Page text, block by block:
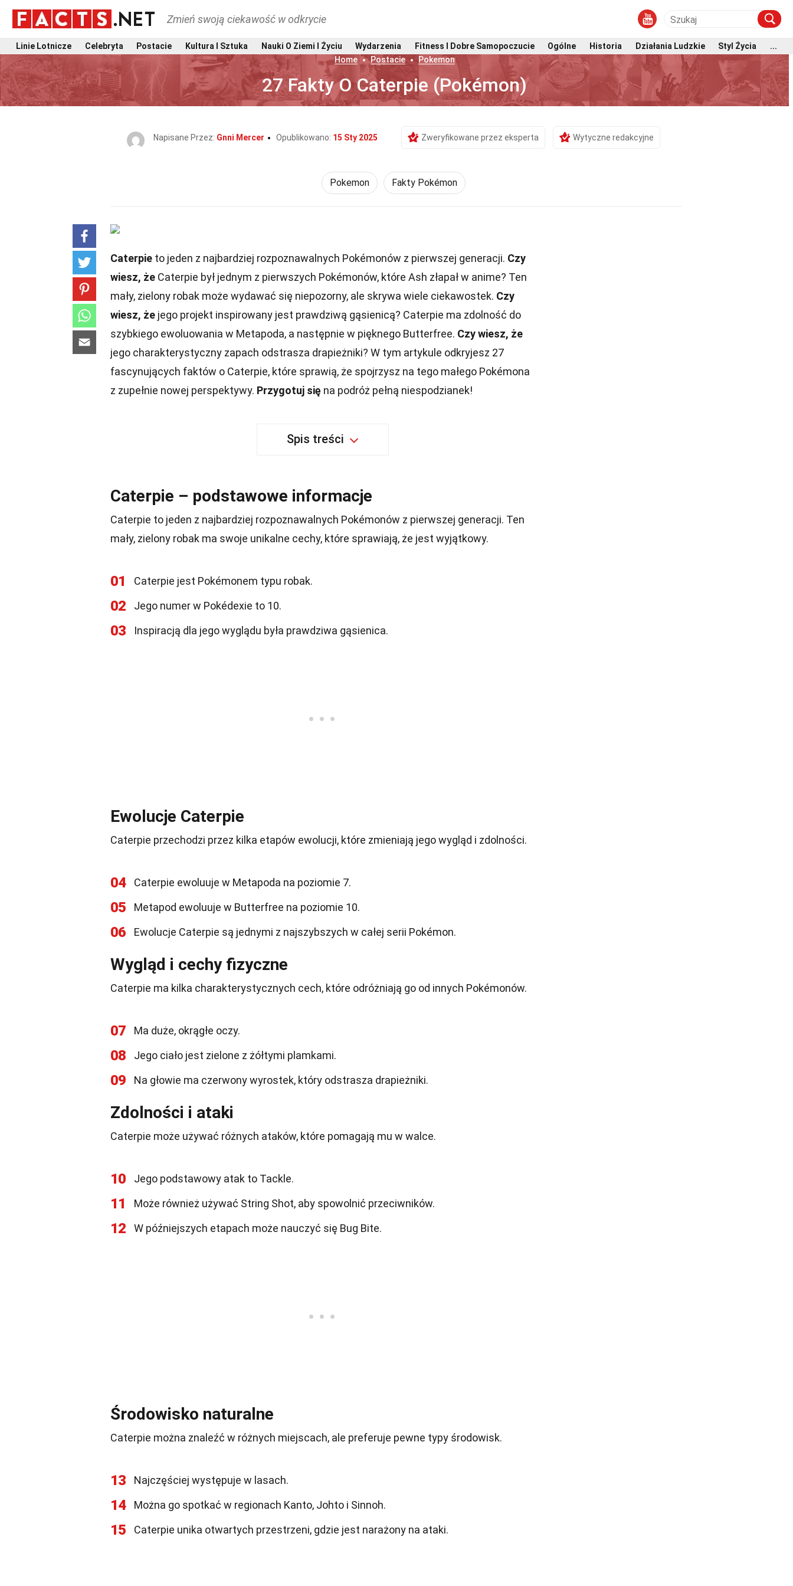
Zmień swoją ciekawość w odkrycie
Linie Lotnicze Celebryta Postacie Kultura I Sztuka Nauki O Ziemi I Życiu Wydarzenia Fitness I Dobre Samopoczucie Ogólne Historia Działania Ludzkie Styl Życia
...
Home
Postacie Pokemon
27 Fakty O Caterpie (Pokémon)
Napisane Przez: Gnni Mercer Opublikowano: 15 Sty 2025 Zweryfikowane przez eksperta Wytyczne redakcyjne
Pokemon Fakty Pokémon
Caterpie to jeden z najbardziej rozpoznawalnych Pokémonów z pierwszej generacji. Czy
wiesz, że Caterpie był jednym z pierwszych Pokémonów, które Ash złapał w anime? Ten
mały, zielony robak może wydawać się niepozorny, ale skrywa wiele ciekawostek. Czy
wiesz, że jego projekt inspirowany jest prawdziwą gąsienicą? Caterpie ma zdolność do
szybkiego ewoluowania w Metapoda, a następnie w pięknego Butterfree. Czy wiesz, że
jego charakterystyczny zapach odstrasza drapieżniki? W tym artykule odkryjesz 27
fascynujących faktów o Caterpie, które sprawią, że spojrzysz na tego małego Pokémona
z zupełnie nowej perspektywy. Przygotuj się na podróż pełną niespodzianek!
Spis treści
Caterpie – podstawowe informacje
Caterpie to jeden z najbardziej rozpoznawalnych Pokémonów z pierwszej generacji. Ten
mały, zielony robak ma swoje unikalne cechy, które sprawiają, że jest wyjątkowy.
01 Caterpie jest Pokémonem typu robak.
02 Jego numer w Pokédexie to 10.
03 Inspiracją dla jego wyglądu była prawdziwa gąsienica.
Ewolucje Caterpie
Caterpie przechodzi przez kilka etapów ewolucji, które zmieniają jego wygląd i zdolności.
04 Caterpie ewoluuje w Metapoda na poziomie 7.
05 Metapod ewoluuje w Butterfree na poziomie 10.
06 Ewolucje Caterpie są jednymi z najszybszych w całej serii Pokémon.
Wygląd i cechy fizyczne
Caterpie ma kilka charakterystycznych cech, które odróżniają go od innych Pokémonów.
07 Ma duże, okrągłe oczy.
08 Jego ciało jest zielone z żółtymi plamkami.
09 Na głowie ma czerwony wyrostek, który odstrasza drapieżniki.
Zdolności i ataki
Caterpie może używać różnych ataków, które pomagają mu w walce.
10 Jego podstawowy atak to Tackle.
11 Może również używać String Shot, aby spowolnić przeciwników.
12 W późniejszych etapach może nauczyć się Bug Bite.
Środowisko naturalne
Caterpie można znaleźć w różnych miejscach, ale preferuje pewne typy środowisk.
13 Najczęściej występuje w lasach.
14 Można go spotkać w regionach Kanto, Johto i Sinnoh.
15 Caterpie unika otwartych przestrzeni, gdzie jest narażony na ataki.